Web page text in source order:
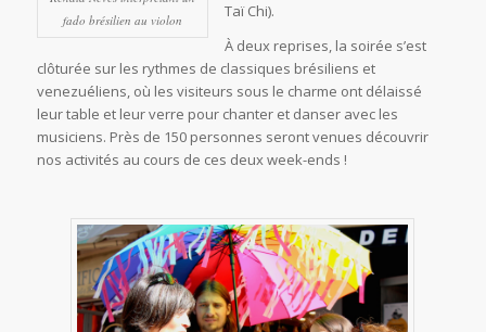
fado brésilien au violon
Taï Chi).
À deux reprises, la soirée s’est
clôturée sur les rythmes de classiques brésiliens et
venezuéliens, où les visiteurs sous le charme ont délaissé
leur table et leur verre pour chanter et danser avec les
musiciens. Près de 150 personnes seront venues découvrir
nos activités au cours de ces deux week-ends !